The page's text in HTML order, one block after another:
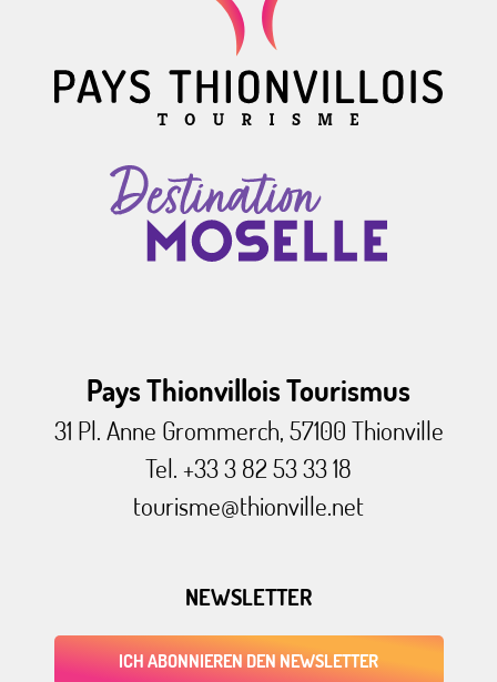
Pays Thionvillois Tourismus
31 Pl. Anne Grommerch, 57100 Thionville
Tel. +33 3 82 53 33 18
tourisme@thionville.net
NEWSLETTER
ICH ABONNIEREN DEN NEWSLETTER